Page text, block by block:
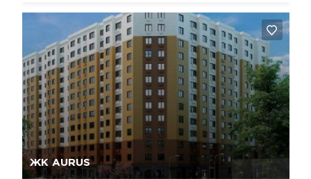
ЖК AURUS
Да, удалить